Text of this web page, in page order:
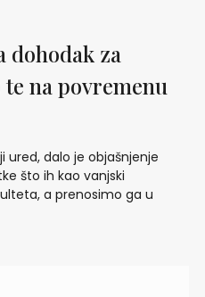
dohodak za
na povremenu
ured, dalo je objašnjenje
što ih kao vanjski
a prenosimo ga u